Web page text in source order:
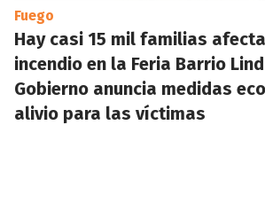
Fuego
Hay casi 15 mil familias
incendio en la Feria Barrio
Gobierno anuncia medidas
alivio para las víctimas